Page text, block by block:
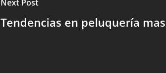
Next Post
Tendencias en peluquería